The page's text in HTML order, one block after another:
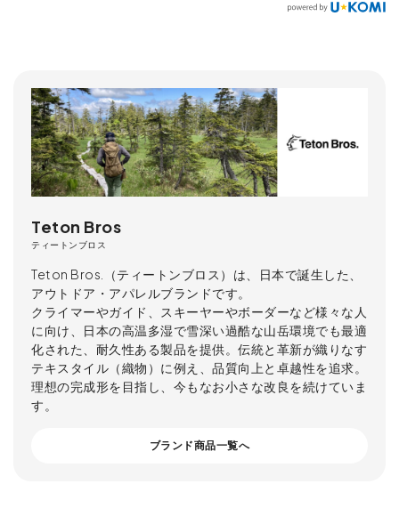
Teton Bros
ティートンブロス
Teton Bros.（ティートンブロス）は、日本で誕生した、
アウトドア・アパレルブランドです。
クライマーやガイド、スキーヤーやボーダーなど様々な人
に向け、日本の高温多湿で雪深い過酷な山岳環境でも最適
化された、耐久性ある製品を提供。伝統と革新が織りなす
テキスタイル（織物）に例え、品質向上と卓越性を追求。
理想の完成形を目指し、今もなお小さな改良を続けていま
す。
ブランド商品一覧へ